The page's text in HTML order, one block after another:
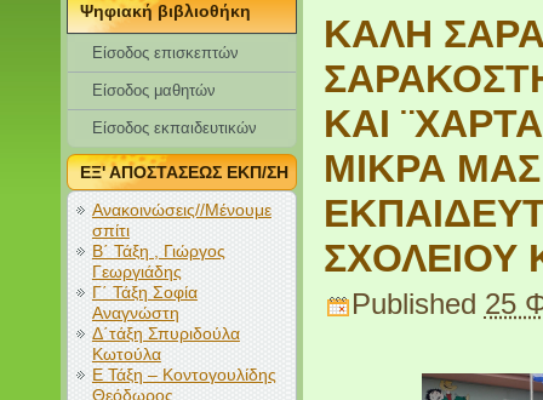
Ψηφιακή βιβλιοθήκη
Είσοδος επισκεπτών
Eίσοδος μαθητών
Είσοδος εκπαιδευτικών
ΕΞ' ΑΠΟΣΤΑΣΕΩΣ ΕΚΠ/ΣΗ
Ανακοινώσεις//Μένουμε
σπίτι
Β΄ Τάξη , Γιώργος
Γεωργιάδης
Γ΄ Τάξη Σοφία
Αναγνώστη
Δ΄τάξη Σπυριδούλα
Κωτούλα
Ε Τάξη – Κοντογουλίδης
Θεόδωρος
ΚΑΛΗ
ΚΑΙ
ΜΙΚΡΑ ΜΑΣ
ΣΧΟΛΕΙΟΥ
Published 25